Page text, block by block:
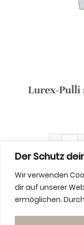
Der Schutz
Wir verwenden
dir auf unserer
ermöglichen.
Lurex-Pulli
Lurex-
ADDITIONAL